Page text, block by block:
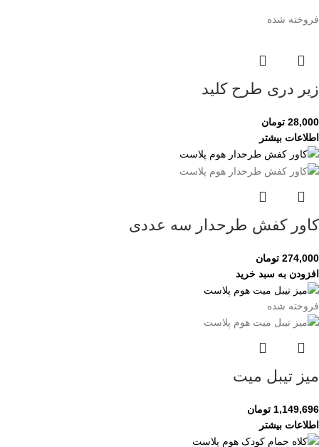
فروخته شده
زیر دری طرح کلید
28,000 تومان
اطلاعات بیشتر
کاور کفش طرحدار سه عددی
274,000 تومان
افزودن به سبد خرید
فروخته شده
میز تیبل میت
1,149,696 تومان
اطلاعات بیشتر